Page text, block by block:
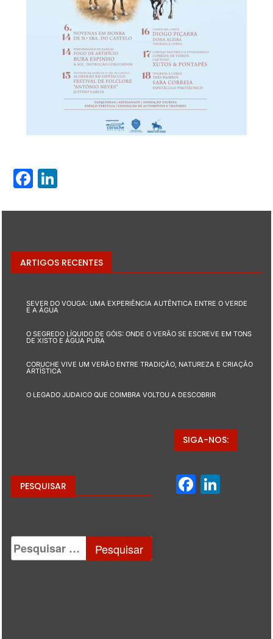
Facebook
ARTIGOS RECENTES
SEVER DO VOUGA: UMA EXPERIÊNCIA AUTÊNTICA ENTRE O VERDE
E A ÁGUA
O SEGREDO LÍQUIDO DE GÓIS: ONDE O VERÃO SE ESCREVE EM TONS
DE XISTO E ÁGUA PURA
CORUCHE VIVE UM VERÃO ENTRE TRADIÇÃO, NATUREZA E CRIAÇÃO
ARTÍSTICA
O LEGADO JUDAICO QUE COIMBRA VOLTOU A DESCOBRIR
PESQUISAR
SIGA-NOS: